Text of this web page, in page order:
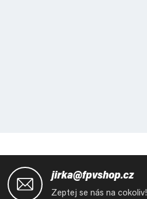
jirka@fpvshop.cz
Zeptej se nás na cokoliv!